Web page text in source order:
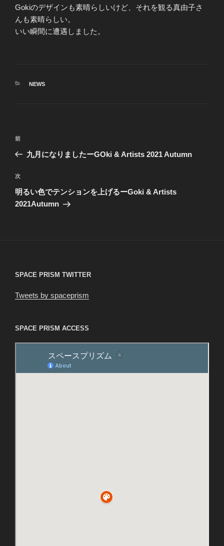
Gokiのデザインも素晴らしいけど、それを観る真由子さ
んも素晴らしい。
いい瞬間に遭遇しました。
カ
NEWS
投
ビ
ゲ
ー
前
の
稿
前
九月になりましたーGOki & Artists 2021 Autumn
次
の
投
次
明るい色でテンションを上げるーGoki & Artists
2021Autumn
SPACE PRISM TWITTER
Tweets by spaceprism
SPACE PRISM ACCESS